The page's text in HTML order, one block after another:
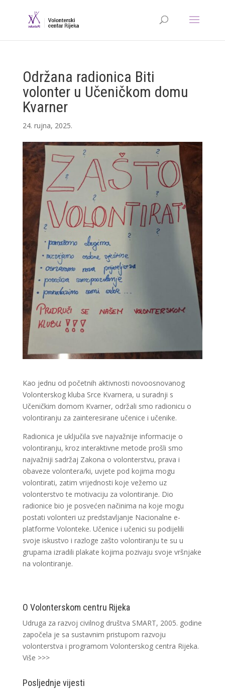
Održana radionica Biti
volonter u Učeničkom domu
Kvarner
24. rujna, 2025.
Kao jednu od početnih aktivnosti novoosnovanog
Volonterskog kluba Srce Kvarnera, u suradnji s
Učeničkim domom Kvarner, održali smo radionicu o
volontiranju za zainteresirane učenice i učenike.
Radionica je uključila sve najvažnije informacije o
volontiranju, kroz interaktivne metode prošli smo
najvažniji sadržaj Zakona o volonterstvu, prava i
obaveze volontera/ki, uvjete pod kojima mogu
volontirati, zatim vrijednosti koje vežemo uz
volonterstvo te motivaciju za volontiranje. Dio
radionice bio je posvećen načinima na koje mogu
postati volonteri uz predstavljanje Nacionalne e-
platforme Volonteke. Učenice i učenici su podijelili
svoje iskustvo i razloge zašto volontiranju te su u
grupama izradili plakate kojima pozivaju svoje vršnjake
na volontiranje.
O Volonterskom centru Rijeka
Udruga za razvoj civilnog društva SMART, 2005. godine
započela je sa sustavnim pristupom razvoju
volonterstva i programom Volonterskog centra Rijeka.
Više >>>
Posljednje vijesti